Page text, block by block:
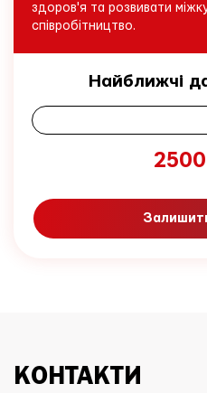
здоров'я та розвивати
співробітництво.
Найближчі
2500
КОНТАКТИ